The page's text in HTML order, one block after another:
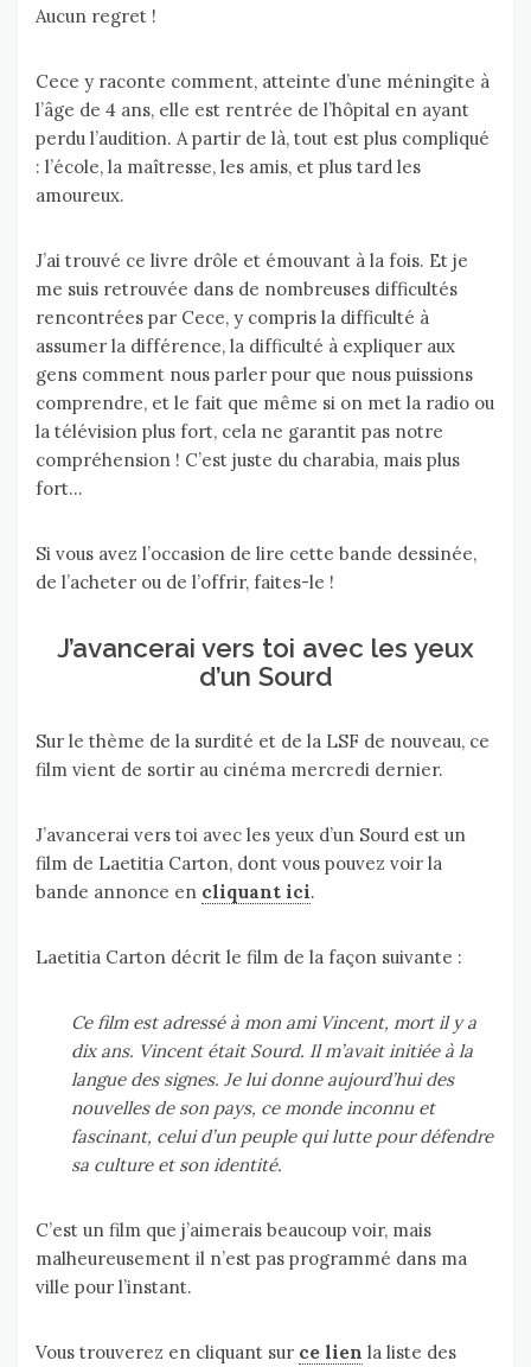
Aucun regret !
Cece y raconte comment, atteinte d’une méningite à
l’âge de 4 ans, elle est rentrée de l’hôpital en ayant
perdu l’audition. A partir de là, tout est plus compliqué
: l’école, la maîtresse, les amis, et plus tard les
amoureux.
J’ai trouvé ce livre drôle et émouvant à la fois. Et je
me suis retrouvée dans de nombreuses difficultés
rencontrées par Cece, y compris la difficulté à
assumer la différence, la difficulté à expliquer aux
gens comment nous parler pour que nous puissions
comprendre, et le fait que même si on met la radio ou
la télévision plus fort, cela ne garantit pas notre
compréhension ! C’est juste du charabia, mais plus
fort…
Si vous avez l’occasion de lire cette bande dessinée,
de l’acheter ou de l’offrir, faites-le !
J’avancerai vers toi avec les yeux
d’un Sourd
Sur le thème de la surdité et de la LSF de nouveau, ce
film vient de sortir au cinéma mercredi dernier.
J’avancerai vers toi avec les yeux d’un Sourd est un
film de Laetitia Carton, dont vous pouvez voir la
bande annonce en cliquant ici.
Laetitia Carton décrit le film de la façon suivante :
Ce film est adressé à mon ami Vincent, mort il y a
dix ans. Vincent était Sourd. Il m’avait initiée à la
langue des signes. Je lui donne aujourd’hui des
nouvelles de son pays, ce monde inconnu et
fascinant, celui d’un peuple qui lutte pour défendre
sa culture et son identité.
C’est un film que j’aimerais beaucoup voir, mais
malheureusement il n’est pas programmé dans ma
ville pour l’instant.
Vous trouverez en cliquant sur ce lien la liste des